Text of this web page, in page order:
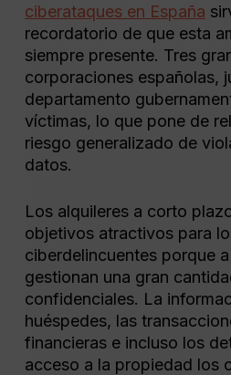
ciberataques en España
recordatorio de que esta
siempre presente. Tres
corporaciones españolas,
departamento
víctimas, lo que pone de
riesgo generalizado de
datos.
Los alquileres a corto
objetivos atractivos para
ciberdelincuentes porque
gestionan una gran
confidenciales. La
huéspedes, las
financieras e incluso los
acceso a la propiedad los